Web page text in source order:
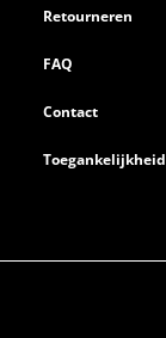
Retourneren
FAQ
Contact
Toegankelijkheid